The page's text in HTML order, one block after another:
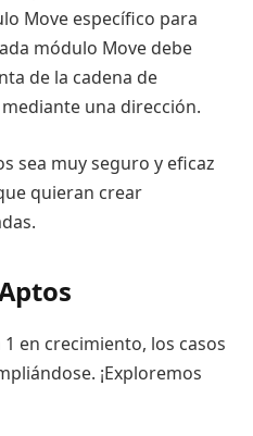
Move específico para
módulo Move debe
de la cadena de
una dirección.
sea muy seguro y eficaz
quieran crear
en crecimiento, los casos
¡Exploremos